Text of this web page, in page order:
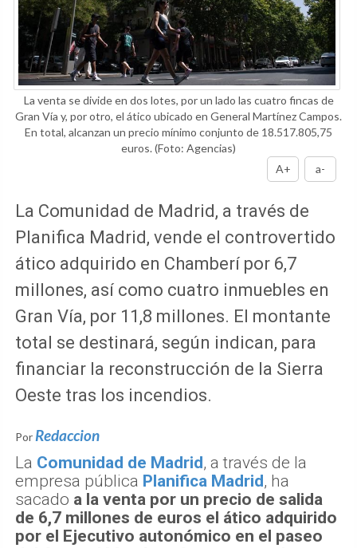
La venta se divide en dos lotes, por un lado las cuatro fincas de
Gran Vía y, por otro, el ático ubicado en General Martínez Campos.
En total, alcanzan un precio mínimo conjunto de 18.517.805,75
euros.(Foto: Agencias)
A+
a-
La Comunidad de Madrid, a través de
Planifica Madrid, vende el controvertido
ático adquirido en Chamberí por 6,7
millones, así como cuatro inmuebles en
Gran Vía, por 11,8 millones. El montante
total se destinará, según indican, para
financiar la reconstrucción de la Sierra
Oeste tras los incendios.
Por Redaccion
La Comunidad de Madrid, a través de la
empresa pública Planifica Madrid, ha
sacado a la venta por un precio de salida
de 6,7 millones de euros el ático adquirido
por el Ejecutivo autonómico en el paseo